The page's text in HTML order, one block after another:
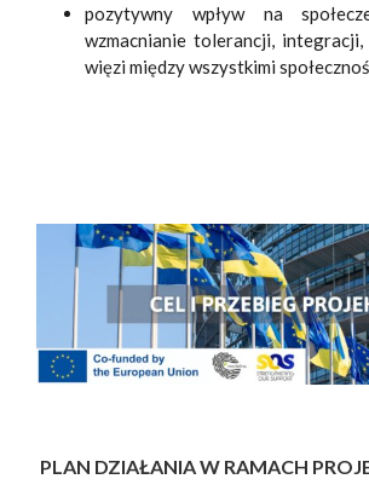
pozytywny wpływ na
wzmacnianie tolerancji, integracji,
więzi między wszystkimi
PLAN DZIAŁANIA W RAMACH